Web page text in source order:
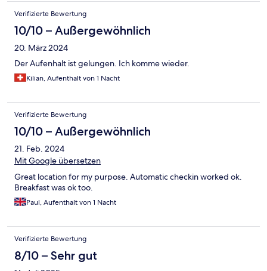
Verifizierte Bewertung
10/10 – Außergewöhnlich
20. März 2024
Der Aufenhalt ist gelungen. Ich komme wieder.
Kilian, Aufenthalt von 1 Nacht
Verifizierte Bewertung
10/10 – Außergewöhnlich
21. Feb. 2024
Mit Google übersetzen
Great location for my purpose. Automatic checkin worked ok.
Breakfast was ok too.
Paul, Aufenthalt von 1 Nacht
Verifizierte Bewertung
8/10 – Sehr gut